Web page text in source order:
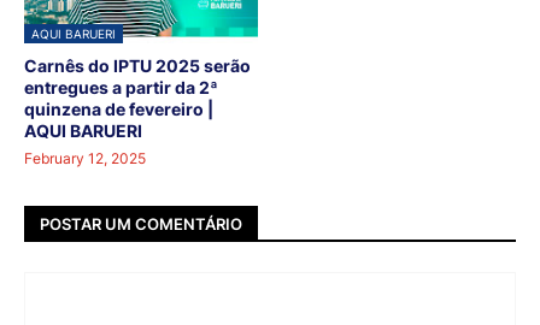
AQUI BARUERI
Carnês do IPTU 2025 serão
entregues a partir da 2ª
quinzena de fevereiro |
AQUI BARUERI
February 12, 2025
POSTAR UM COMENTÁRIO